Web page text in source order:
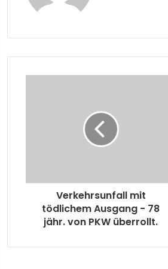
Verkehrsunfall mit
tödlichem Ausgang - 78
jähr. von PKW überrollt.